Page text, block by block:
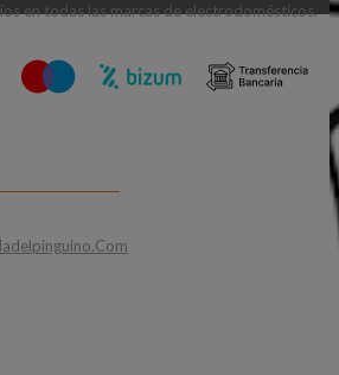
en todas las marcas de electrodomésticos.